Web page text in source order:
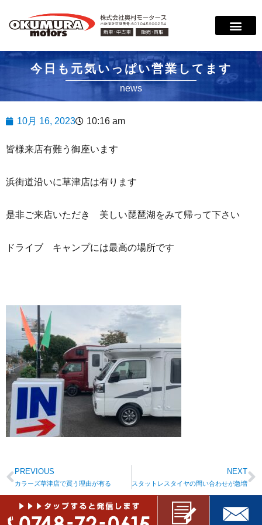
今日も元気いっぱい営業してます
news
10月 16, 2023 10:16 am
皆様来店有難う御座います
浜街道沿いに草津店は有ります
是非ご来店いただき 美しい琵琶湖をみて帰って下さい
ドライブ キャンプには最高の場所です
PREVIOUS
カラーズ草津店で買う理由が有る
NEXT
スタットレスタイヤの問い合わせが急増